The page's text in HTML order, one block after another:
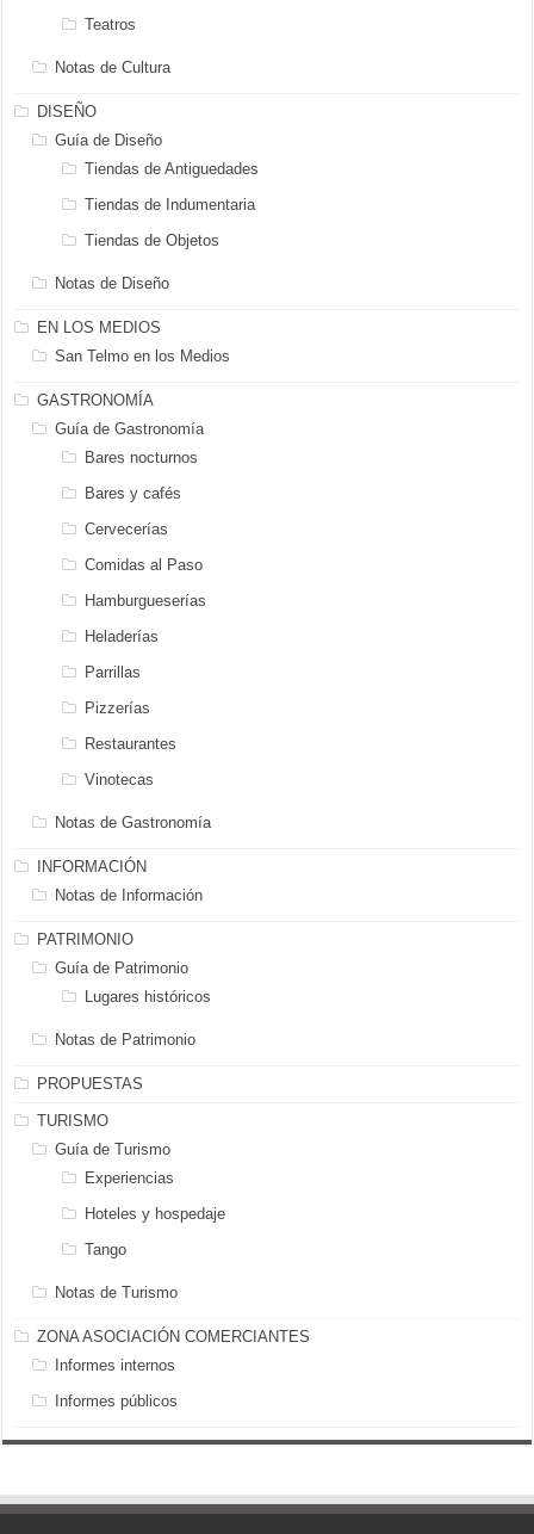
Teatros
Notas de Cultura
DISEÑO
Guía de Diseño
Tiendas de Antiguedades
Tiendas de Indumentaria
Tiendas de Objetos
Notas de Diseño
EN LOS MEDIOS
San Telmo en los Medios
GASTRONOMÍA
Guía de Gastronomía
Bares nocturnos
Bares y cafés
Cervecerías
Comidas al Paso
Hamburgueserías
Heladerías
Parrillas
Pizzerías
Restaurantes
Vinotecas
Notas de Gastronomía
INFORMACIÓN
Notas de Información
PATRIMONIO
Guía de Patrimonio
Lugares históricos
Notas de Patrimonio
PROPUESTAS
TURISMO
Guía de Turismo
Experiencias
Hoteles y hospedaje
Tango
Notas de Turismo
ZONA ASOCIACIÓN COMERCIANTES
Informes internos
Informes públicos